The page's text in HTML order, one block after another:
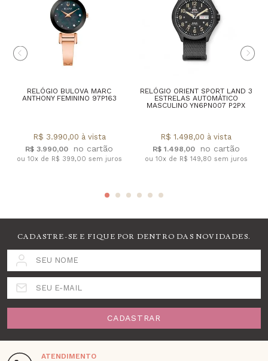
RELÓGIO BULOVA MARC
ANTHONY FEMININO 97P163
R$ 3.990,00
R$ 3.990,00 à vista
ou 10x de R$ 399,00 sem juros
RELÓGIO ORIENT SPORT LAND 3
ESTRELAS AUTOMÁTICO
MASCULINO YN6PN007 P2PX
R$ 1.498,00
R$ 1.498,00 à vista
ou 10x de R$ 149,80 sem juros
CADASTRE-SE E FIQUE POR DENTRO DAS NOVIDADES.
SEU NOME
SEU E-MAIL
CADASTRAR
ATENDIMENTO